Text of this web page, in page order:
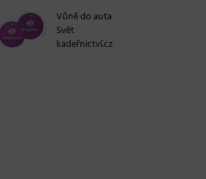
Vůně do auta
Svět
kadeřnictví.cz